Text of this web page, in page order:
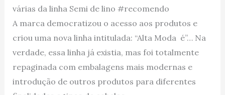
várias da linha Semi de lino #recomendo
A marca democratizou o acesso aos produtos e
criou uma nova linha intitulada: “Alta Moda é”… Na
verdade, essa linha já existia, mas foi totalmente
repaginada com embalagens mais modernas e
introdução de outros produtos para diferentes